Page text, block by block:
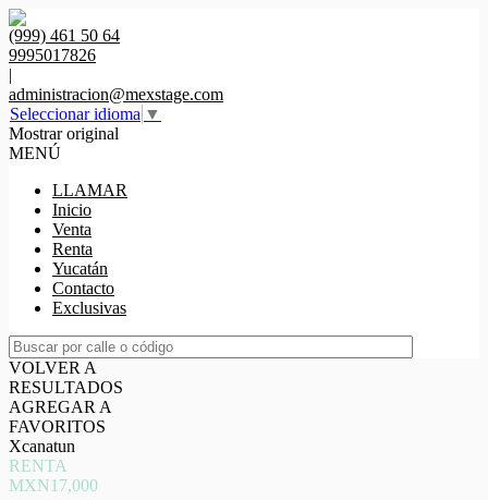
(999) 461 50 64
9995017826
|
administracion@mexstage.com
Seleccionar idioma ▼
Mostrar original
MENÚ
LLAMAR
Inicio
Venta
Renta
Yucatán
Contacto
Exclusivas
VOLVER A
RESULTADOS
AGREGAR A
FAVORITOS
Xcanatun
RENTA
MXN17,000